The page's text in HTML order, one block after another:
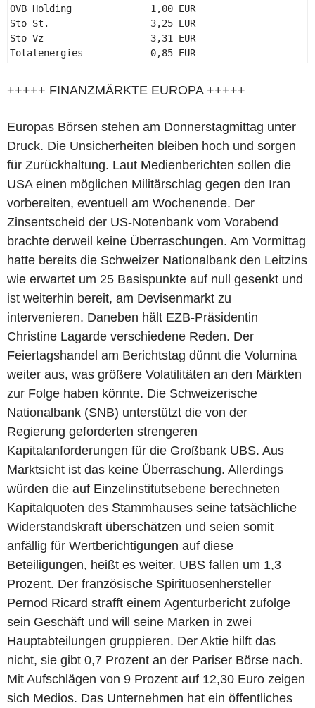
OVB Holding              1,00 EUR
Sto St.                  3,25 EUR
Sto Vz                   3,31 EUR
Totalenergies            0,85 EUR
+++++ FINANZMÄRKTE EUROPA +++++
Europas Börsen stehen am Donnerstagmittag unter
Druck. Die Unsicherheiten bleiben hoch und sorgen
für Zurückhaltung. Laut Medienberichten sollen die
USA einen möglichen Militärschlag gegen den Iran
vorbereiten, eventuell am Wochenende. Der
Zinsentscheid der US-Notenbank vom Vorabend
brachte derweil keine Überraschungen. Am Vormittag
hatte bereits die Schweizer Nationalbank den Leitzins
wie erwartet um 25 Basispunkte auf null gesenkt und
ist weiterhin bereit, am Devisenmarkt zu
intervenieren. Daneben hält EZB-Präsidentin
Christine Lagarde verschiedene Reden. Der
Feiertagshandel am Berichtstag dünnt die Volumina
weiter aus, was größere Volatilitäten an den Märkten
zur Folge haben könnte. Die Schweizerische
Nationalbank (SNB) unterstützt die von der
Regierung geforderten strengeren
Kapitalanforderungen für die Großbank UBS. Aus
Marktsicht ist das keine Überraschung. Allerdings
würden die auf Einzelinstitutsebene berechneten
Kapitalquoten des Stammhauses seine tatsächliche
Widerstandskraft überschätzen und seien somit
anfällig für Wertberichtigungen auf diese
Beteiligungen, heißt es weiter. UBS fallen um 1,3
Prozent. Der französische Spirituosenhersteller
Pernod Ricard strafft einem Agenturbericht zufolge
sein Geschäft und will seine Marken in zwei
Hauptabteilungen gruppieren. Der Aktie hilft das
nicht, sie gibt 0,7 Prozent an der Pariser Börse nach.
Mit Aufschlägen von 9 Prozent auf 12,30 Euro zeigen
sich Medios. Das Unternehmen hat ein öffentliches